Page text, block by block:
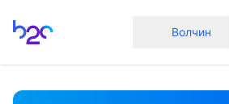
Главная Волчин